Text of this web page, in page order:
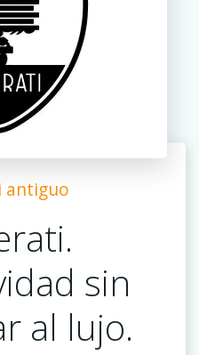
antiguo
sin
al lujo.